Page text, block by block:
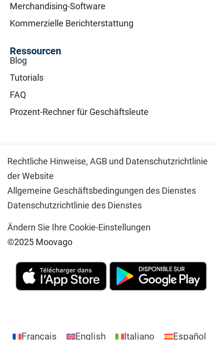
Merchandising-Software
Kommerzielle Berichterstattung
Ressourcen
Blog
Tutorials
FAQ
Prozent-Rechner für Geschäftsleute
Rechtliche Hinweise, AGB und Datenschutzrichtlinie
der Website
Allgemeine Geschäftsbedingungen des Dienstes
Datenschutzrichtlinie des Dienstes
Ändern Sie Ihre Cookie-Einstellungen
©2025 Moovago
Français English Italiano Español